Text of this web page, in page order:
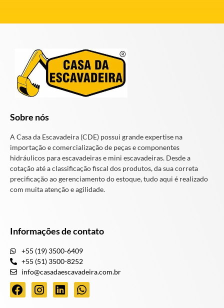
Sobre nós
A Casa da Escavadeira (CDE) possui grande expertise na
importação e comercialização de peças e componentes
hidráulicos para escavadeiras e mini escavadeiras. Desde a
cotação até a classificação fiscal dos produtos, da sua correta
precificação ao gerenciamento do estoque, tudo aqui é realizado
com muita atenção e agilidade.
Informações de contato
+55 (19) 3500-6409
+55 (51) 3500-8252
info@casadaescavadeira.com.br